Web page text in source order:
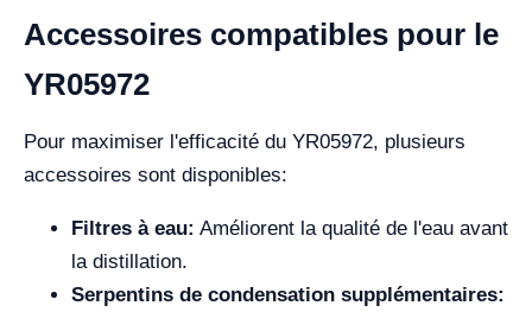
Accessoires compatibles pour le
YR05972
Pour maximiser l'efficacité du YR05972, plusieurs
accessoires sont disponibles:
Filtres à eau: Améliorent la qualité de l'eau avant
la distillation.
Serpentins de condensation supplémentaires: